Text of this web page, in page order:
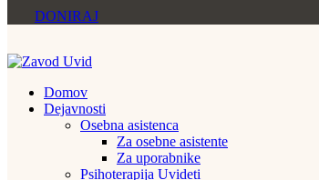
DONIRAJ
Domov
Dejavnosti
Osebna asistenca
Za osebne asistente
Za uporabnike
Psihoterapija Uvideti